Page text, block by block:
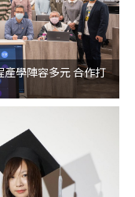
產學陣容多元 合作打